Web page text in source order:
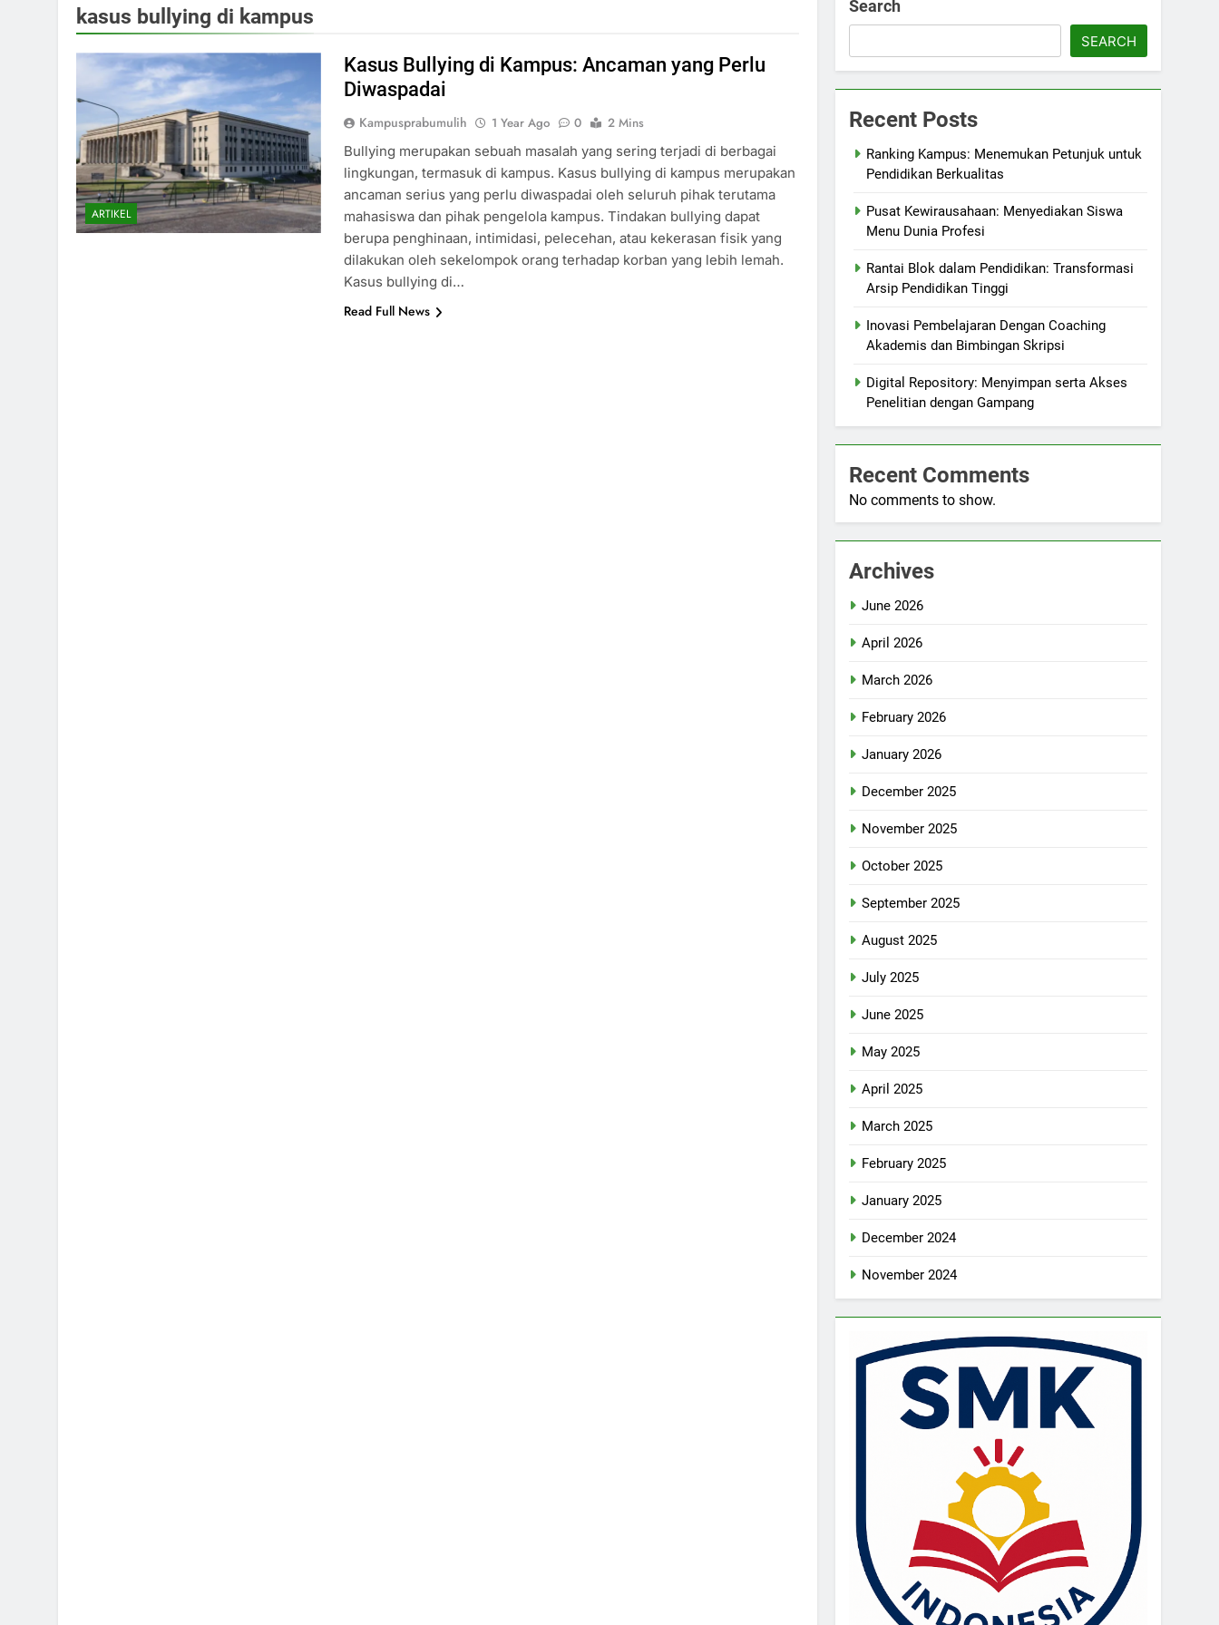
kasus bullying di kampus
ARTIKEL
Kasus Bullying di Kampus: Ancaman yang Perlu
Diwaspadai
Kampusprabumulih 1 Year Ago 0
2 Mins
Bullying merupakan sebuah masalah yang sering terjadi di berbagai
lingkungan, termasuk di kampus. Kasus bullying di kampus merupakan
ancaman serius yang perlu diwaspadai oleh seluruh pihak terutama
mahasiswa dan pihak pengelola kampus. Tindakan bullying dapat
berupa penghinaan, intimidasi, pelecehan, atau kekerasan fisik yang
dilakukan oleh sekelompok orang terhadap korban yang lebih lemah.
Kasus bullying di…
Read Full News
Search
SEARCH
Recent Posts
Ranking Kampus: Menemukan Petunjuk untuk
Pendidikan Berkualitas
Pusat Kewirausahaan: Menyediakan Siswa
Menu Dunia Profesi
Rantai Blok dalam Pendidikan: Transformasi
Arsip Pendidikan Tinggi
Inovasi Pembelajaran Dengan Coaching
Akademis dan Bimbingan Skripsi
Digital Repository: Menyimpan serta Akses
Penelitian dengan Gampang
Recent Comments
No comments to show.
Archives
June 2026
April 2026
March 2026
February 2026
January 2026
December 2025
November 2025
October 2025
September 2025
August 2025
July 2025
June 2025
May 2025
April 2025
March 2025
February 2025
January 2025
December 2024
November 2024